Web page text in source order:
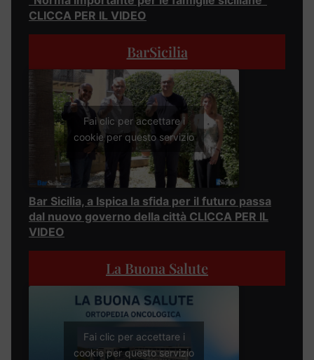
CLICCA PER IL VIDEO
BarSicilia
Fai clic per accettare i
cookie per questo servizio
Bar Sicilia, a Ispica la sfida per il futuro passa
dal nuovo governo della città CLICCA PER IL
VIDEO
La Buona Salute
Fai clic per accettare i
cookie per questo servizio